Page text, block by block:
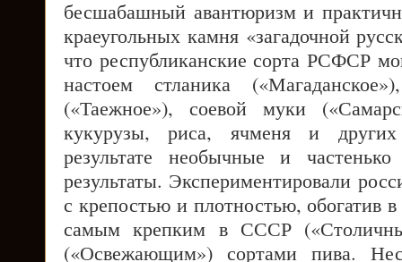
бесшабашный авантюризм и
краеугольных камня «загадочной
что республиканские сорта РСФСР
настоем стланика
(«Таежное»), соевой муки
кукурузы, риса, ячменя и
результате необычные и
результаты. Экспериментировали
с крепостью и плотностью, обогатив
самым крепким в СССР
(«Освежающим») сортами пива.